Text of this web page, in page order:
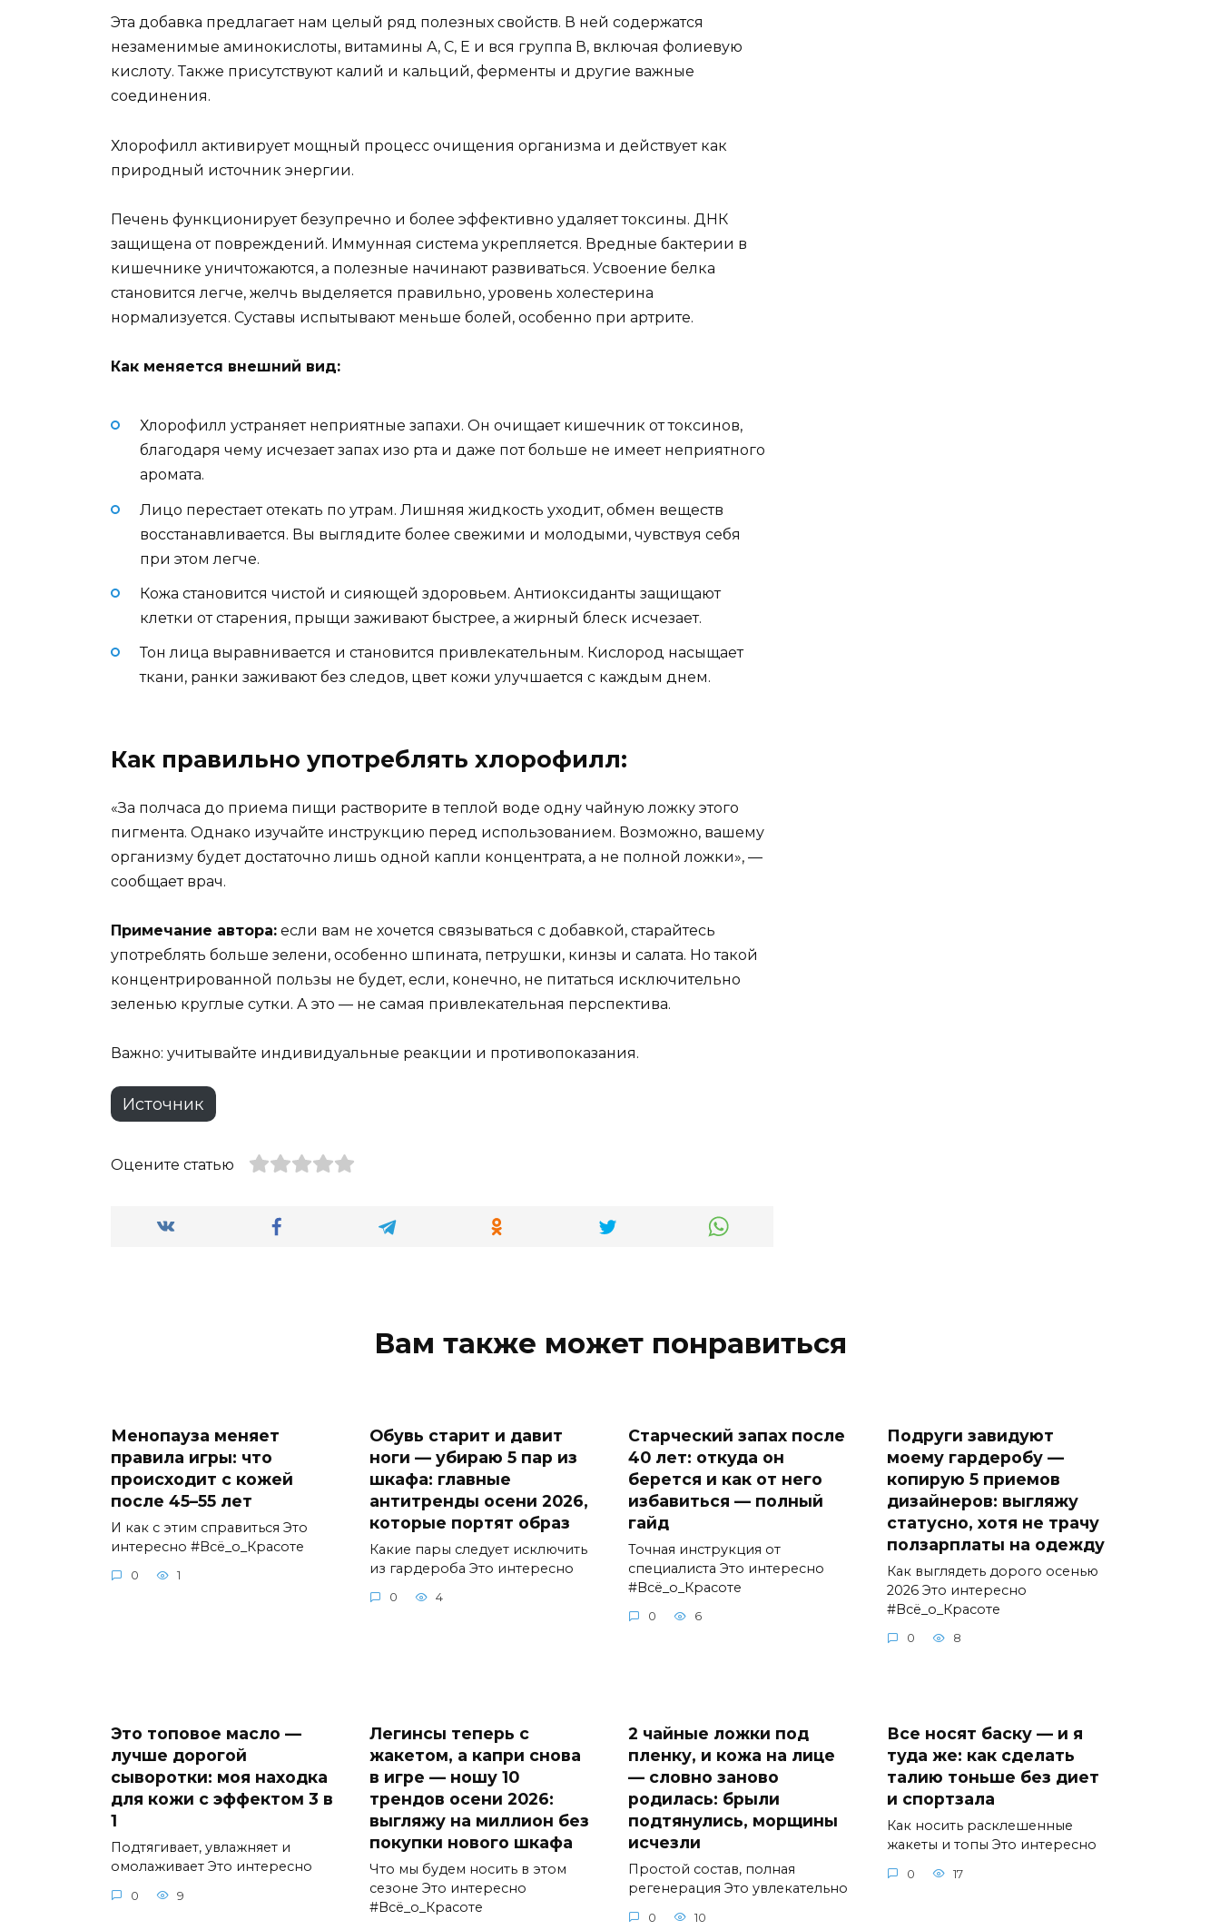
Эта добавка предлагает нам целый ряд полезных свойств. В ней содержатся
незаменимые аминокислоты, витамины А, С, Е и вся группа В, включая фолиевую
кислоту. Также присутствуют калий и кальций, ферменты и другие важные
соединения.
Хлорофилл активирует мощный процесс очищения организма и действует как
природный источник энергии.
Печень функционирует безупречно и более эффективно удаляет токсины. ДНК
защищена от повреждений. Иммунная система укрепляется. Вредные бактерии в
кишечнике уничтожаются, а полезные начинают развиваться. Усвоение белка
становится легче, желчь выделяется правильно, уровень холестерина
нормализуется. Суставы испытывают меньше болей, особенно при артрите.
Как меняется внешний вид:
Хлорофилл устраняет неприятные запахи. Он очищает кишечник от токсинов,
благодаря чему исчезает запах изо рта и даже пот больше не имеет неприятного
аромата.
Лицо перестает отекать по утрам. Лишняя жидкость уходит, обмен веществ
восстанавливается. Вы выглядите более свежими и молодыми, чувствуя себя
при этом легче.
Кожа становится чистой и сияющей здоровьем. Антиоксиданты защищают
клетки от старения, прыщи заживают быстрее, а жирный блеск исчезает.
Тон лица выравнивается и становится привлекательным. Кислород насыщает
ткани, ранки заживают без следов, цвет кожи улучшается с каждым днем.
Как правильно употреблять хлорофилл:
«За полчаса до приема пищи растворите в теплой воде одну чайную ложку этого
пигмента. Однако изучайте инструкцию перед использованием. Возможно, вашему
организму будет достаточно лишь одной капли концентрата, а не полной ложки», —
сообщает врач.
Примечание автора: если вам не хочется связываться с добавкой, старайтесь
употреблять больше зелени, особенно шпината, петрушки, кинзы и салата. Но такой
концентрированной пользы не будет, если, конечно, не питаться исключительно
зеленью круглые сутки. А это — не самая привлекательная перспектива.
Важно: учитывайте индивидуальные реакции и противопоказания.
Источник
Оцените статью
Вам также может понравиться
Менопауза меняет
правила игры: что
происходит с кожей
после 45–55 лет
И как с этим справиться Это
интересно #Всё_о_Красоте
0 1
Обувь старит и давит
ноги — убираю 5 пар из
шкафа: главные
антитренды осени 2026,
которые портят образ
Какие пары следует исключить
из гардероба Это интересно
0 4
Старческий запах после
40 лет: откуда он
берется и как от него
избавиться — полный
гайд
Точная инструкция от
специалиста Это интересно
#Всё_о_Красоте
0 6
Подруги завидуют
моему гардеробу —
копирую 5 приемов
дизайнеров: выгляжу
статусно, хотя не трачу
ползарплаты на одежду
Как выглядеть дорого осенью
2026 Это интересно
#Всё_о_Красоте
0 8
Это топовое масло —
лучше дорогой
сыворотки: моя находка
для кожи с эффектом 3 в
1
Подтягивает, увлажняет и
омолаживает Это интересно
0 9
Легинсы теперь с
жакетом, а капри снова
в игре — ношу 10
трендов осени 2026:
выгляжу на миллион без
покупки нового шкафа
Что мы будем носить в этом
сезоне Это интересно
#Всё_о_Красоте
2 чайные ложки под
пленку, и кожа на лице
— словно заново
родилась: брыли
подтянулись, морщины
исчезли
Простой состав, полная
регенерация Это увлекательно
0 10
Все носят баску — и я
туда же: как сделать
талию тоньше без диет
и спортзала
Как носить расклешенные
жакеты и топы Это интересно
0 17